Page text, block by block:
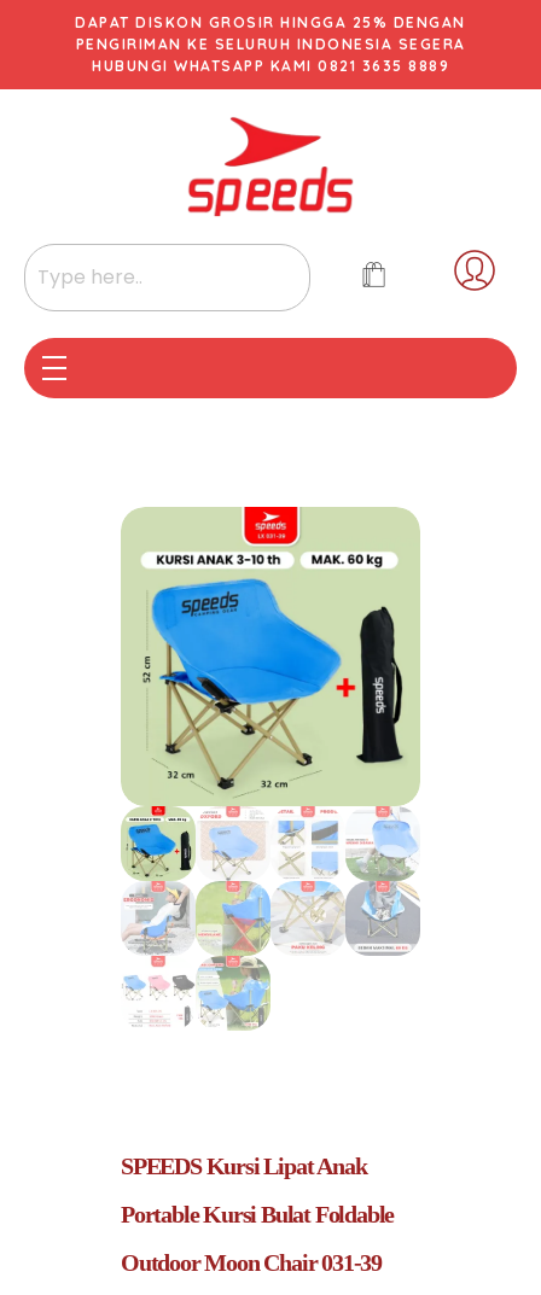
DAPAT DISKON GROSIR HINGGA 25% DENGAN
PENGIRIMAN KE SELURUH INDONESIA SEGERA
HUBUNGI WHATSAPP KAMI 0821 3635 8889
SPEEDS Kursi Lipat Anak
Portable Kursi Bulat Foldable
Outdoor Moon Chair 031-39